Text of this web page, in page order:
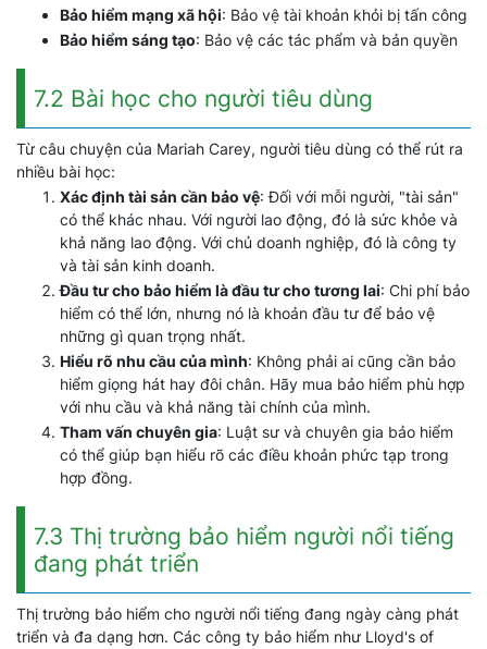
Bảo hiểm mạng xã hội: Bảo vệ tài khoản khỏi bị tấn công
Bảo hiểm sáng tạo: Bảo vệ các tác phẩm và bản quyền
7.2 Bài học cho người tiêu dùng
Từ câu chuyện của Mariah Carey, người tiêu dùng có thể rút ra
nhiều bài học:
Xác định tài sản cần bảo vệ: Đối với mỗi người, "tài sản"
có thể khác nhau. Với người lao động, đó là sức khỏe và
khả năng lao động. Với chủ doanh nghiệp, đó là công ty
và tài sản kinh doanh.
Đầu tư cho bảo hiểm là đầu tư cho tương lai: Chi phí bảo
hiểm có thể lớn, nhưng nó là khoản đầu tư để bảo vệ
những gì quan trọng nhất.
Hiểu rõ nhu cầu của mình: Không phải ai cũng cần bảo
hiểm giọng hát hay đôi chân. Hãy mua bảo hiểm phù hợp
với nhu cầu và khả năng tài chính của mình.
Tham vấn chuyên gia: Luật sư và chuyên gia bảo hiểm
có thể giúp bạn hiểu rõ các điều khoản phức tạp trong
hợp đồng.
7.3 Thị trường bảo hiểm người nổi tiếng
đang phát triển
Thị trường bảo hiểm cho người nổi tiếng đang ngày càng phát
triển và đa dạng hơn. Các công ty bảo hiểm như Lloyd's of